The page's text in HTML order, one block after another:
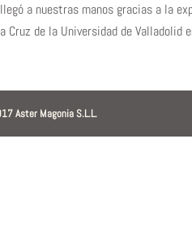
a nuestras manos gracias a la
Cruz de la Universidad de Valladolid
Aster Magonia S.L.L.